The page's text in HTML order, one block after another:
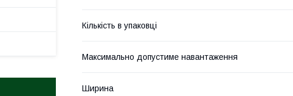
Кількість в упаковці
Максимально допустиме навантаження
Ширина